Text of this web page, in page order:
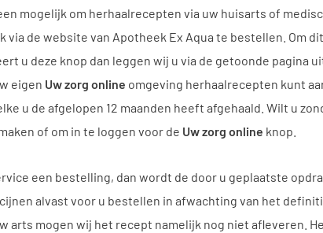
mogelijk om herhaalrecepten via uw huisarts of
via de website van Apotheek Ex Aqua te bestellen. Om
u deze knop dan leggen wij u via de getoonde pagina
eigen Uw zorg online omgeving herhaalrecepten kunt
u de afgelopen 12 maanden heeft afgehaald. Wilt u
of om in te loggen voor de Uw zorg online knop.
een bestelling, dan wordt de door u geplaatste
alvast voor u bestellen in afwachting van het
arts mogen wij het recept namelijk nog niet afleveren.